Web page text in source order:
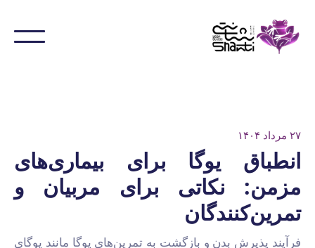
۲۷ مرداد ۱۴۰۴
انطباق یوگا برای بیماری‌های
مزمن: نکاتی برای مربیان و
تمرین‌کنندگان
فرآیند پذیرش بدن و بازگشت به تمرین‌های یوگا مانند یوگای